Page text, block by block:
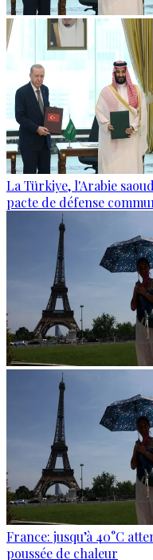
La Türkiye, l'Arabie
pacte de défense
France: jusqu’à 40°C
poussée de chaleur